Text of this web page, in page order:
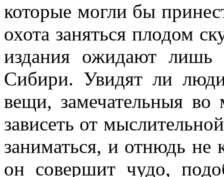
которые могли бы
охота заняться плодом
издания ожидают лишь
Сибири. Увидят ли
вещи, замечательныя во
зависеть от
заниматься, и отнюдь не
он совершит чудо,